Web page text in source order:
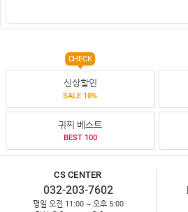
신상할인
SALE 10%
CHECK
귀찌 베스트
BEST 100
CS CENTER
032-203-7602
평일 오전 11:00 ~ 오후 5:00